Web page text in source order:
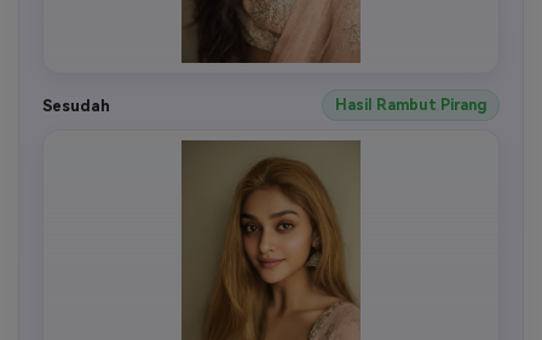
Sesudah Hasil Rambut Pirang